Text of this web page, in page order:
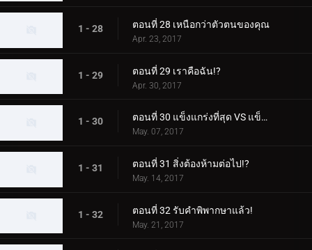
1 - 28 ตอนที่ 28 เหนือกว่าตัวตนของคุณ
Apr. 23, 2017
1 - 29 ตอนที่ 29 เราคือฉัน!?
Apr. 30, 2017
1 - 30 ตอนที่ 30 แข็งแกร่งที่สุด VS แข็งแกร่งที่สุด!
May. 07, 2017
1 - 31 ตอนที่ 31 สิ่งต้องห้ามต่อไป!?
May. 14, 2017
1 - 32 ตอนที่ 32 รับคำพิพากษาแล้ว!
May. 21, 2017